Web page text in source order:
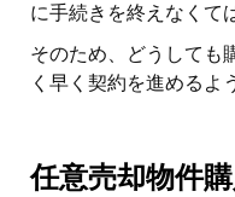
に手続きを終えなくて
そのため、どうしても
く早く契約を進めるよ
任意売却物件